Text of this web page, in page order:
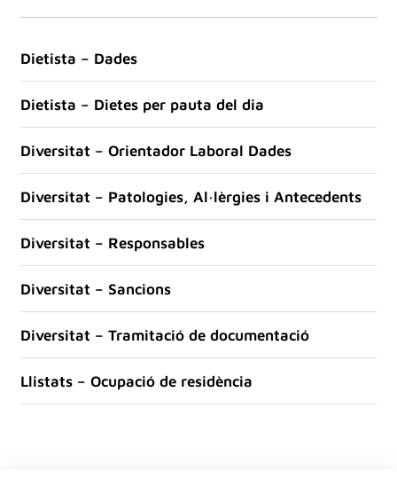
Dietista – Dades
Dietista – Dietes per pauta del dia
Diversitat – Orientador Laboral Dades
Diversitat – Patologies, Al·lèrgies i Antecedents
Diversitat – Responsables
Diversitat – Sancions
Diversitat – Tramitació de documentació
Llistats – Ocupació de residència